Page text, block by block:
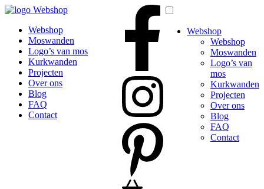
Webshop
Webshop
Moswanden
Logo’s van mos
Kurkwanden
Projecten
Over ons
Blog
FAQ
Contact
Webshop
Webshop
Moswanden
Logo’s van
mos
Kurkwanden
Projecten
Over ons
Blog
FAQ
Contact